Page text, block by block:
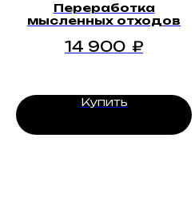
Переработка
мысленных отходов
14 900 ₽
Купить